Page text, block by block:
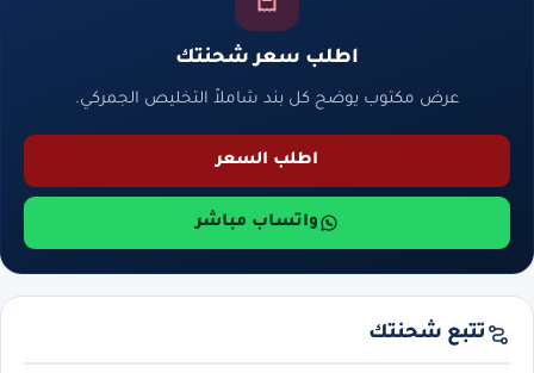
اطلب سعر شحنتك
عرض مكتوب يوضح كل بند شاملاً التخليص الجمركي.
اطلب السعر
واتساب مباشر
تتبع شحنتك